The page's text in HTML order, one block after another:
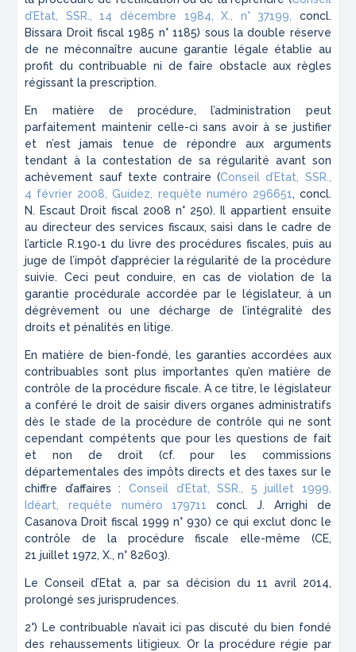
d’Etat, SSR., 14 décembre 1984, X., n° 37199, concl.
Bissara Droit fiscal 1985 n° 1185) sous la double réserve
de ne méconnaître aucune garantie légale établie au
profit du contribuable ni de faire obstacle aux règles
régissant la prescription.
En matière de procédure, l’administration peut
parfaitement maintenir celle-ci sans avoir à se justifier
et n’est jamais tenue de répondre aux arguments
tendant à la contestation de sa régularité avant son
achèvement sauf texte contraire (Conseil d’Etat, SSR.,
4 février 2008, Guidez, requête numéro 296651, concl.
N. Escaut Droit fiscal 2008 n° 250). Il appartient ensuite
au directeur des services fiscaux, saisi dans le cadre de
l’article R.190‑1 du livre des procédures fiscales, puis au
juge de l’impôt d’apprécier la régularité de la procédure
suivie. Ceci peut conduire, en cas de violation de la
garantie procédurale accordée par le législateur, à un
dégrèvement ou une décharge de l’intégralité des
droits et pénalités en litige.
En matière de bien-fondé, les garanties accordées aux
contribuables sont plus importantes qu’en matière de
contrôle de la procédure fiscale. A ce titre, le législateur
a conféré le droit de saisir divers organes administratifs
dès le stade de la procédure de contrôle qui ne sont
cependant compétents que pour les questions de fait
et non de droit (cf. pour les commissions
départementales des impôts directs et des taxes sur le
chiffre d’affaires : Conseil d’Etat, SSR., 5 juillet 1999,
Idéart, requête numéro 179711 concl. J. Arrighi de
Casanova Droit fiscal 1999 n° 930) ce qui exclut donc le
contrôle de la procédure fiscale elle-même (CE,
21 juillet 1972, X., n° 82603).
Le Conseil d’Etat a, par sa décision du 11 avril 2014,
prolongé ses jurisprudences.
2°) Le contribuable n’avait ici pas discuté du bien fondé
des rehaussements litigieux. Or la procédure régie par